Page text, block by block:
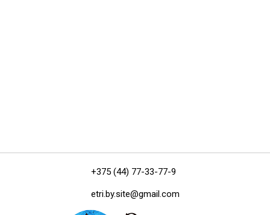
+375 (44) 77-33-77-9
etri.by.site@gmail.com